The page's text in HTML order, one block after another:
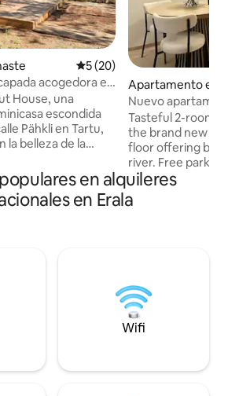
Calificación promedio: 5 de
5 (20)
acogedora en
House, una
escondida
Pähkli en Tartu,
la belleza de la
es el lugar
recargar
poco “loco” de la
Apartamento en
Nuevo
río
Tasteful 2-room
the brand new
floor offering
river. Free parking in front of the house.
A large grocery
minute drive away. Ideal location if
never want to
en alquileres
en Erala
Wifi